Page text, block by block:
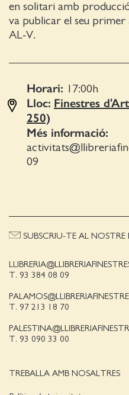
en solitari amb producció
va publicar el seu
AL-V.
Horari: 17:00 h
Lloc: Finestres
250)
Més informació:
09
T. 93 384 08 09
T. 97 213 18 70
T. 93 090 33 00
TREBALLA AMB NOSALTRES
SUBSCRIU-TE AL NOSTRE